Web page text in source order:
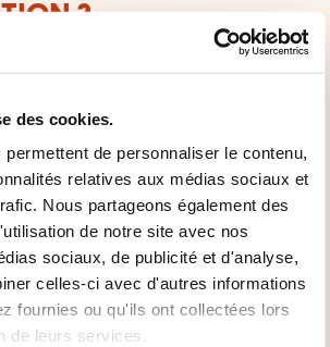
des cookies.
de personnaliser le contenu,
relatives aux médias sociaux et
Nous partageons également des
de notre site avec nos
sociaux, de publicité et d'analyse,
celles-ci avec d'autres informations
fournies ou qu'ils ont collectées lors
de leurs services.
?
contacter